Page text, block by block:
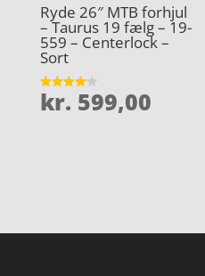
Ryde 26″ MTB forhjul
– Taurus 19 fælg – 19-
559 – Centerlock –
Sort
Vurderet
4.2
kr. 599,00